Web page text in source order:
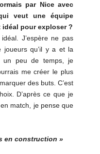
par Nice avec
veut une équipe
idéal pour exploser ?
J’espère ne pas
joueurs qu’il y a et la
un peu de temps, je
me créer le plus
des buts. C’est
D’après ce que je
match, je pense que
en construction »